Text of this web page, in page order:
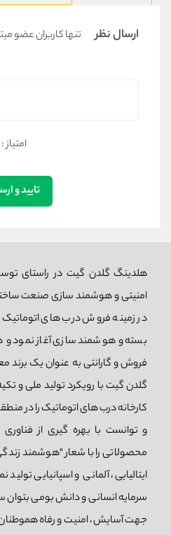
ارسال نظر
تنها کاربران عضو
امتیاز :
تایید و
هلدینگ گلدن گیت در راستای
در زمینه فروش درب های
بسته و هوشمند سازی آغاز نمود و
فروش و گارانتی به عنوان یک برند
کارخانه درب های اتوماتیک را در
و توانست با بهره گیری از
محصولاتی را با شعار "هوشمند
ایتالیایی، آلمانی و اسپانیایی
سرمایه انسانی و دانش بومی
جهت آسایش، امنیت و رفاه هموطنان